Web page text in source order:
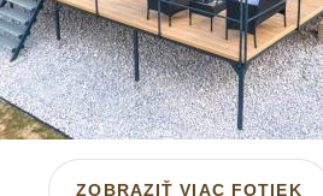
ZOBRAZIŤ VIAC FOTIEK